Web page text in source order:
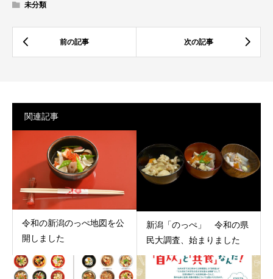
未分類
関連記事
令和の新潟のっぺ地図を公
開しました
新潟「のっぺ」 令和の県
民大調査、始まりました